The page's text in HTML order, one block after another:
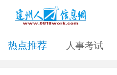
热点推荐 人事考试